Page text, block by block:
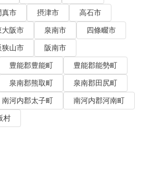
真市 摂津市
高石市
大阪市 泉南市
四條畷市
狭山市
阪南市
豊能郡豊能町
豊能郡能勢町
泉南郡熊取町
泉南郡田尻町
南河内郡太子町
南河内郡河南町
村